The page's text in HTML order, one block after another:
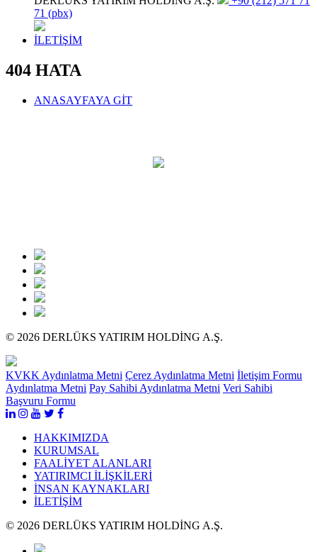
71 (pbx)
İLETİŞİM
404 HATA
ANASAYFAYA GİT
© 2026 DERLÜKS YATIRIM HOLDİNG A.Ş.
KVKK Aydınlatma Metni Çerez Aydınlatma Metni İletişim Formu
Aydınlatma Metni Pay Sahibi Aydınlatma Metni Veri Sahibi
Başvuru Formu
HAKKIMIZDA
KURUMSAL
FAALİYET ALANLARI
YATIRIMCI İLİŞKİLERİ
İNSAN KAYNAKLARI
İLETİŞİM
© 2026 DERLÜKS YATIRIM HOLDİNG A.Ş.